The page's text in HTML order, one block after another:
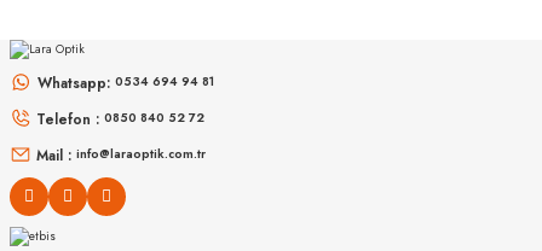
Rb 2230 902/51 51
%45 12.723₺ 6.998₺
Whatsapp: 0534 694 94 81
Telefon : 0850 840 52 72
Mail : info@laraoptik.com.tr